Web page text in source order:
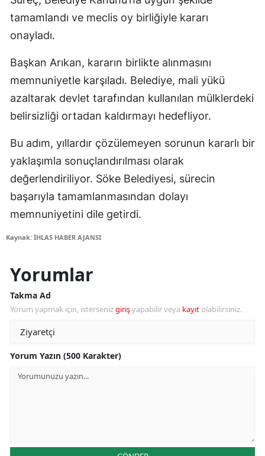
tamamlandı ve meclis oy birliğiyle kararı
onayladı.
Başkan Arıkan, kararın birlikte alınmasını
memnuniyetle karşıladı. Belediye, mali yükü
azaltarak devlet tarafından kullanılan mülklerdeki
belirsizliği ortadan kaldırmayı hedefliyor.
Bu adım, yıllardır çözülemeyen sorunun kararlı bir
yaklaşımla sonuçlandırılması olarak
değerlendiriliyor. Söke Belediyesi, sürecin
başarıyla tamamlanmasından dolayı
memnuniyetini dile getirdi.
Kaynak: İHLAS HABER AJANSI
Yorumlar
Takma Ad
Yorum yapmak için, istersenizgirişyapabilir veya kayıt olabilirsiniz.
Yorum Yazın (500 Karakter)